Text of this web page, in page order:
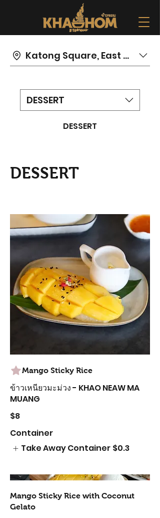
Katong Square, East Coast
DESSERT
DESSERT
DESSERT
Mango Sticky Rice
ข้าวเหนียวมะม่วง - KHAO NEAW MA
MUANG
$8
Container
Take Away Container $0.3
Mango Sticky Rice with Coconut
Gelato